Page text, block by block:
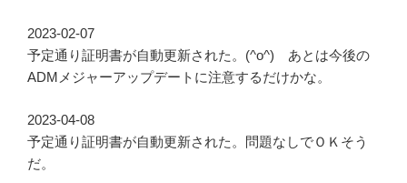
2023-02-07
予定通り証明書が自動更新された。(^o^) あとは今後の
ADMメジャーアップデートに注意するだけかな。
2023-04-08
予定通り証明書が自動更新された。問題なしでＯＫそう
だ。